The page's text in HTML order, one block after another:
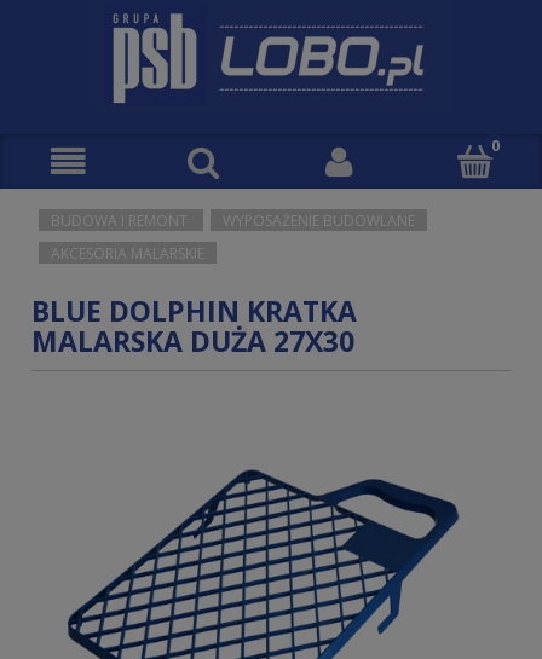
BUDOWA I REMONT
WYPOSAŻENIE BUDOWLANE
AKCESORIA MALARSKIE
BLUE DOLPHIN KRATKA
MALARSKA DUŻA 27X30